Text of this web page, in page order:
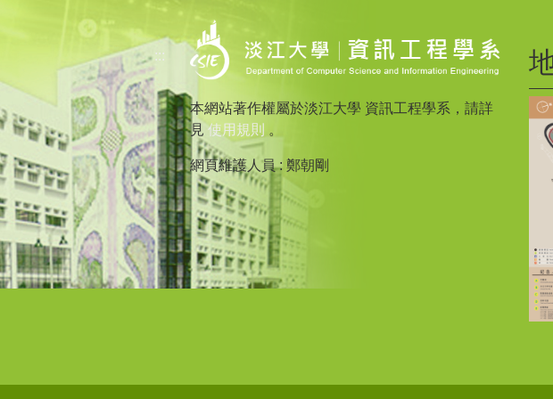
:::
本網站著作權屬於淡江大學 資訊工程學系，請詳
見 使用規則 。
網頁維護人員 : 鄭朝剛